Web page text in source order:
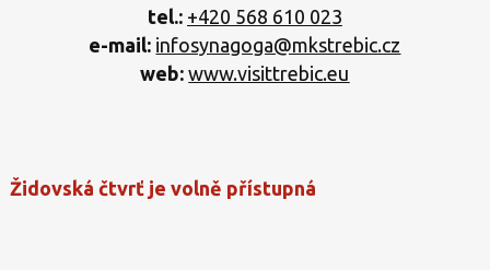
tel.: +420 568 610 023
e-mail: infosynagoga@mkstrebic.cz
web:www.visittrebic.eu
Židovská čtvrť je volně přístupná